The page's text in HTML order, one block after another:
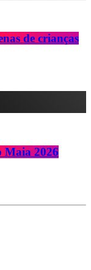
de crianças
Maia 2026